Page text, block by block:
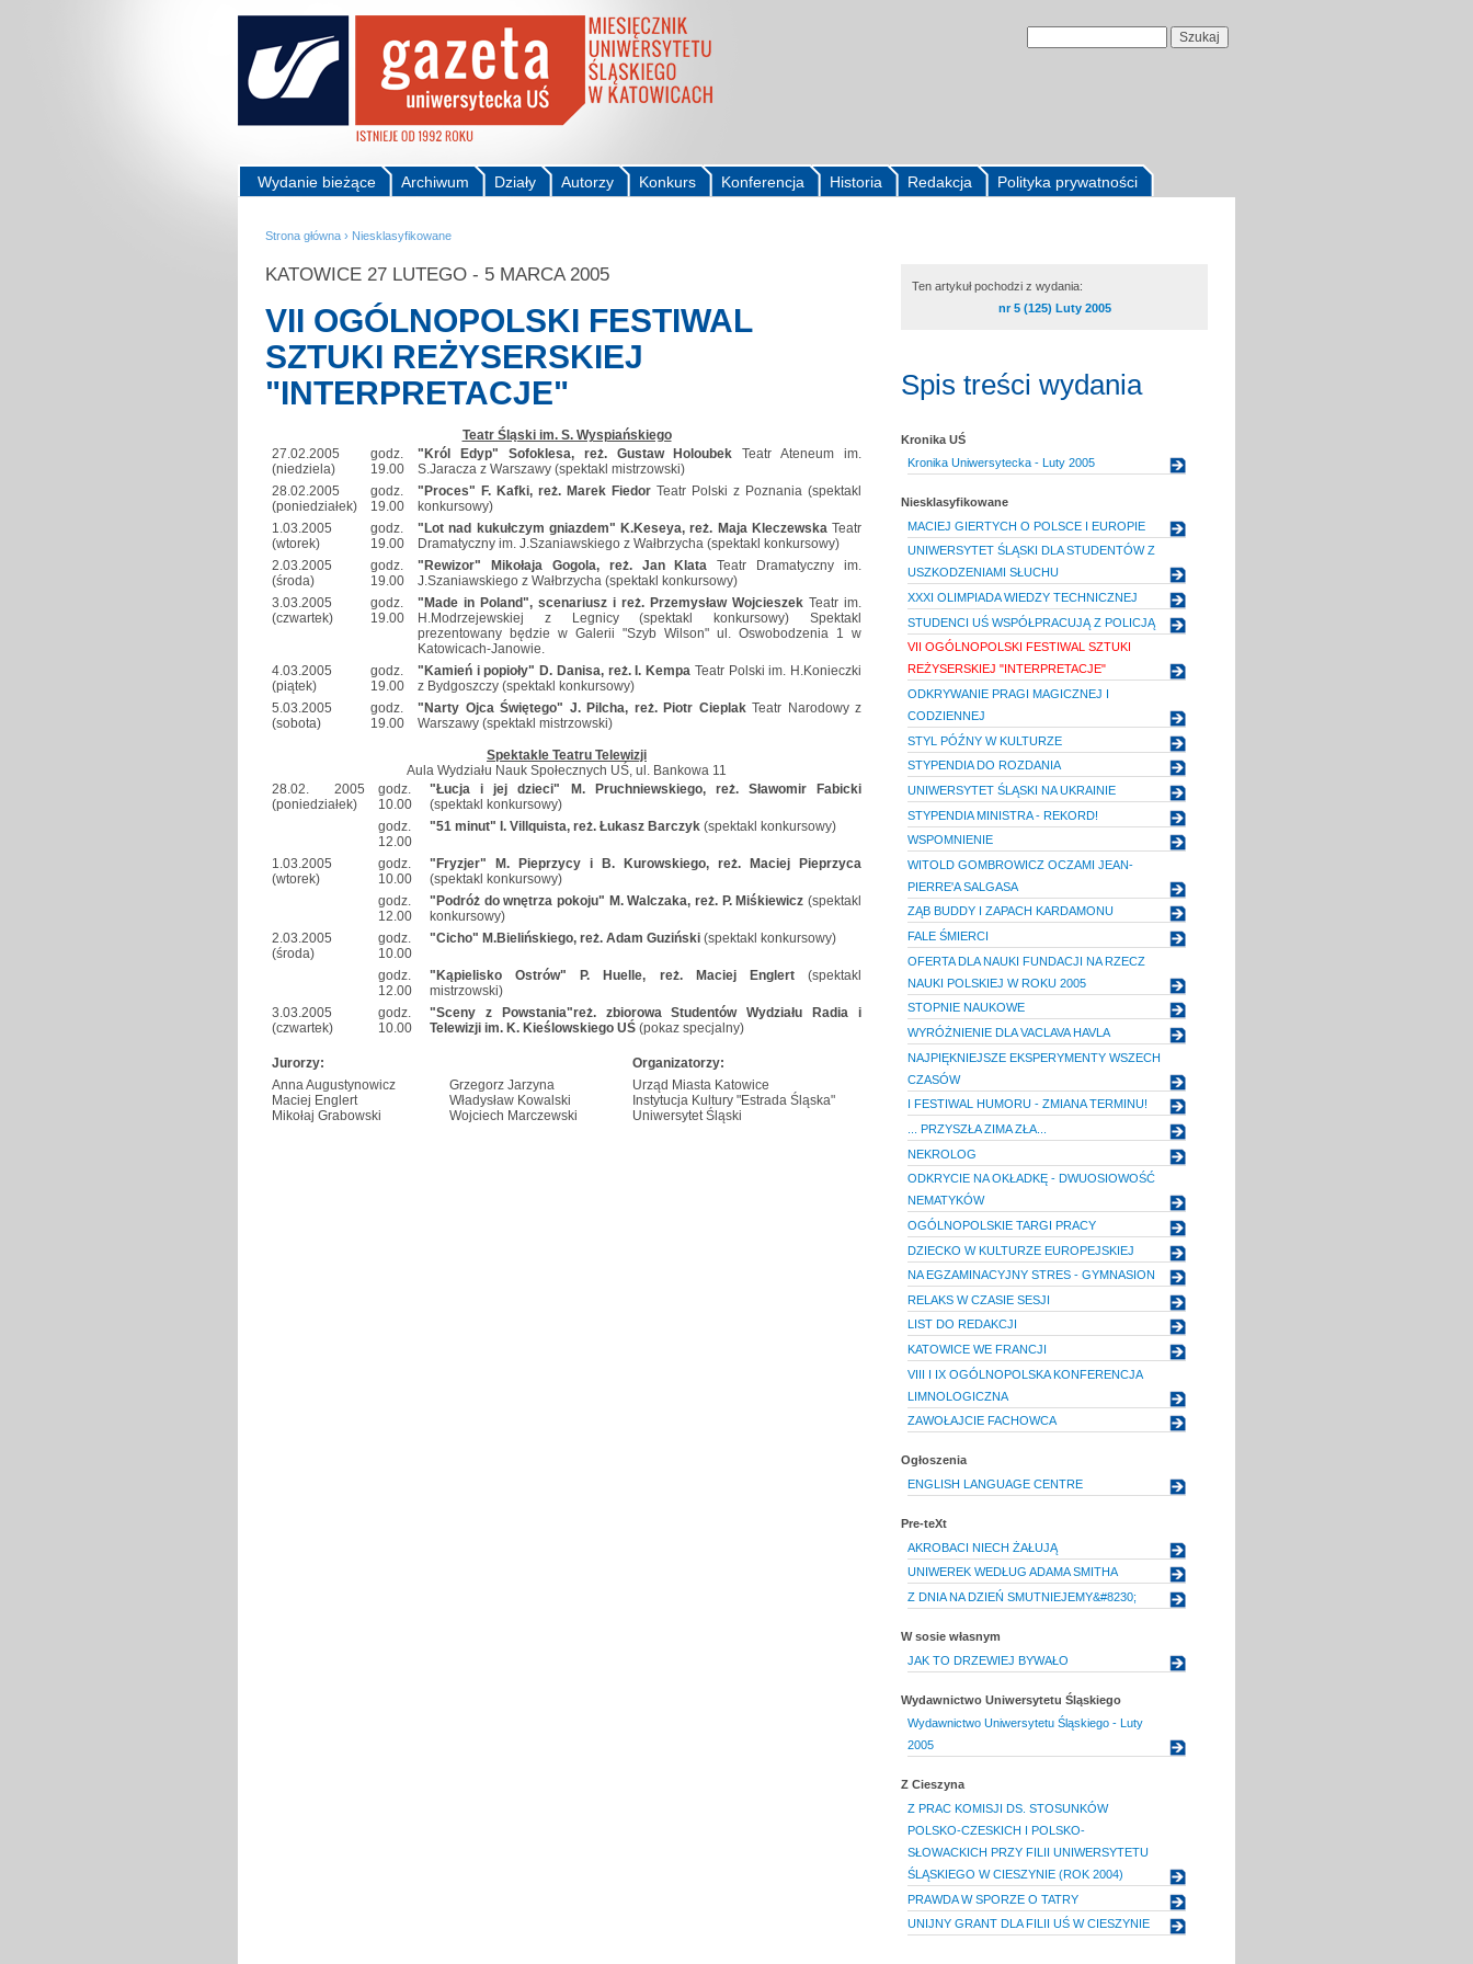
Polityka prywatności
Redakcja
Historia
Konferencja
Konkurs
Autorzy
Działy
Archiwum
Wydanie bieżące
Strona główna › Niesklasyfikowane
KATOWICE 27 LUTEGO - 5 MARCA 2005
VII OGÓLNOPOLSKI FESTIWAL
SZTUKI REŻYSERSKIEJ
"INTERPRETACJE"
Teatr Śląski im. S. Wyspiańskiego
27.02.2005
(niedziela)
godz.
19.00
"Król Edyp" Sofoklesa, reż. Gustaw Holoubek Teatr Ateneum im.
S.Jaracza z Warszawy (spektakl mistrzowski)
28.02.2005
(poniedziałek)
godz.
19.00
"Proces" F. Kafki, reż. Marek Fiedor Teatr Polski z Poznania (spektakl
konkursowy)
1.03.2005
(wtorek)
godz.
19.00
"Lot nad kukułczym gniazdem" K.Keseya, reż. Maja Kleczewska Teatr
Dramatyczny im. J.Szaniawskiego z Wałbrzycha (spektakl konkursowy)
2.03.2005
(środa)
godz.
19.00
"Rewizor" Mikołaja Gogola, reż. Jan Klata Teatr Dramatyczny im.
J.Szaniawskiego z Wałbrzycha (spektakl konkursowy)
3.03.2005
(czwartek)
godz.
19.00
"Made in Poland", scenariusz i reż. Przemysław Wojcieszek Teatr im.
H.Modrzejewskiej z Legnicy (spektakl konkursowy) Spektakl
prezentowany będzie w Galerii "Szyb Wilson" ul. Oswobodzenia 1 w
Katowicach-Janowie.
4.03.2005
(piątek)
godz.
19.00
"Kamień i popioły" D. Danisa, reż. I. Kempa Teatr Polski im. H.Konieczki
z Bydgoszczy (spektakl konkursowy)
5.03.2005
(sobota)
godz.
19.00
"Narty Ojca Świętego" J. Pilcha, reż. Piotr CieplakTeatr Narodowy z
Warszawy (spektakl mistrzowski)
Spektakle Teatru Telewizji
Aula Wydziału Nauk Społecznych UŚ, ul. Bankowa 11
28.02. 2005
(poniedziałek)
godz.
10.00
"Łucja i jej dzieci" M. Pruchniewskiego, reż. Sławomir Fabicki
(spektakl konkursowy)
godz.
12.00
"51 minut" I. Villquista, reż. Łukasz Barczyk (spektakl konkursowy)
1.03.2005
(wtorek)
godz.
10.00
"Fryzjer" M. Pieprzycy i B. Kurowskiego, reż. Maciej Pieprzyca
(spektakl konkursowy)
godz.
12.00
"Podróż do wnętrza pokoju" M. Walczaka, reż. P. Miśkiewicz (spektakl
konkursowy)
2.03.2005
(środa)
godz.
10.00
"Cicho" M.Bielińskiego, reż. Adam Guziński (spektakl konkursowy)
godz.
12.00
"Kąpielisko Ostrów" P. Huelle, reż. Maciej Englert(spektakl
mistrzowski)
3.03.2005
(czwartek)
godz.
10.00
"Sceny z Powstania"reż. zbiorowa Studentów Wydziału Radia i
Telewizji im. K. Kieślowskiego UŚ (pokaz specjalny)
Jurorzy:
Organizatorzy:
Anna Augustynowicz
Maciej Englert
Mikołaj Grabowski
Grzegorz Jarzyna
Władysław Kowalski
Wojciech Marczewski
Urząd Miasta Katowice
Instytucja Kultury "Estrada Śląska"
Uniwersytet Śląski
Ten artykuł pochodzi z wydania:
nr 5 (125) Luty 2005
Spis treści wydania
Kronika UŚ
Kronika Uniwersytecka - Luty 2005
Niesklasyfikowane
MACIEJ GIERTYCH O POLSCE I EUROPIE
UNIWERSYTET ŚLĄSKI DLA STUDENTÓW Z
USZKODZENIAMI SŁUCHU
XXXI OLIMPIADA WIEDZY TECHNICZNEJ
STUDENCI UŚ WSPÓŁPRACUJĄ Z POLICJĄ
VII OGÓLNOPOLSKI FESTIWAL SZTUKI
REŻYSERSKIEJ "INTERPRETACJE"
ODKRYWANIE PRAGI MAGICZNEJ I
CODZIENNEJ
STYL PÓŹNY W KULTURZE
STYPENDIA DO ROZDANIA
UNIWERSYTET ŚLĄSKI NA UKRAINIE
STYPENDIA MINISTRA - REKORD!
WSPOMNIENIE
WITOLD GOMBROWICZ OCZAMI JEAN-
PIERRE'A SALGASA
ZĄB BUDDY I ZAPACH KARDAMONU
FALE ŚMIERCI
OFERTA DLA NAUKI FUNDACJI NA RZECZ
NAUKI POLSKIEJ W ROKU 2005
STOPNIE NAUKOWE
WYRÓŻNIENIE DLA VACLAVA HAVLA
NAJPIĘKNIEJSZE EKSPERYMENTY WSZECH
CZASÓW
I FESTIWAL HUMORU - ZMIANA TERMINU!
... PRZYSZŁA ZIMA ZŁA...
NEKROLOG
ODKRYCIE NA OKŁADKĘ - DWUOSIOWOŚĆ
NEMATYKÓW
OGÓLNOPOLSKIE TARGI PRACY
DZIECKO W KULTURZE EUROPEJSKIEJ
NA EGZAMINACYJNY STRES - GYMNASION
RELAKS W CZASIE SESJI
LIST DO REDAKCJI
KATOWICE WE FRANCJI
VIII I IX OGÓLNOPOLSKA KONFERENCJA
LIMNOLOGICZNA
ZAWOŁAJCIE FACHOWCA
Ogłoszenia
ENGLISH LANGUAGE CENTRE
Pre-teXt
AKROBACI NIECH ŻAŁUJĄ
UNIWEREK WEDŁUG ADAMA SMITHA
Z DNIA NA DZIEŃ SMUTNIEJEMY&#8230;
W sosie własnym
JAK TO DRZEWIEJ BYWAŁO
Wydawnictwo Uniwersytetu Śląskiego
Wydawnictwo Uniwersytetu Śląskiego - Luty
2005
Z Cieszyna
Z PRAC KOMISJI DS. STOSUNKÓW
POLSKO-CZESKICH I POLSKO-
SŁOWACKICH PRZY FILII UNIWERSYTETU
ŚLĄSKIEGO W CIESZYNIE (ROK 2004)
PRAWDA W SPORZE O TATRY
UNIJNY GRANT DLA FILII UŚ W CIESZYNIE